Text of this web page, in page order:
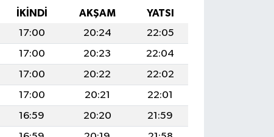
İKINDI AKŞAM
YATSI
17:00 20:24
22:05
17:00 20:23
22:04
17:00 20:22
22:02
17:00 20:21
22:01
16:59 20:20
21:59